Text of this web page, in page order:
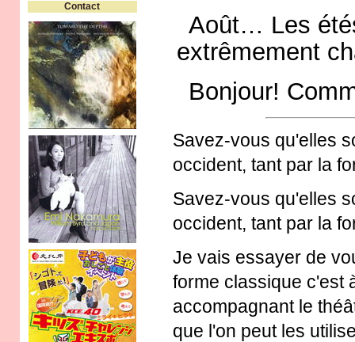
Contact
Août… Les
extrêmement
Bonjour!
Savez-vous qu'elles
occident, tant par la
Savez-vous qu'elles
occident, tant par la
Je vais essayer de
forme classique c'est
accompagnant le
que l'on peut les